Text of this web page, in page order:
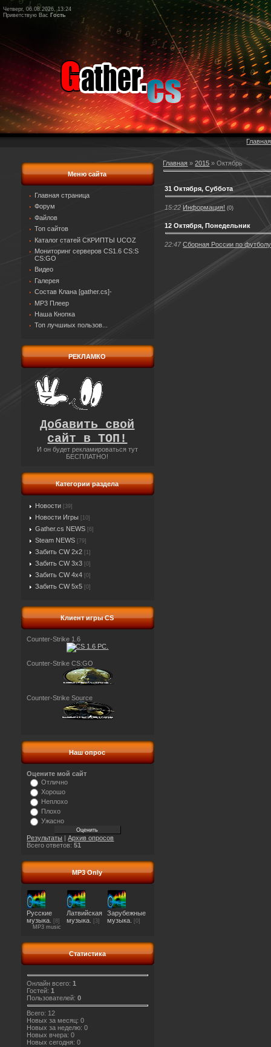
Четверг, 06.08.2026, 13:24
Приветствую Вас Гость
Главная
Меню сайта
Главная страница
Форум
Файлов
Топ сайтов
Каталог статей СКРИПТЫ UCOZ
Мониторинг серверов CS1.6 CS:S
CS:GO
Видео
Галерея
Состав Клана [gather.cs]-
MP3 Плеер
Наша Кнопка
Топ лучшиых пользов...
РЕКЛАМКО
Добавить свой
сайт в ТОП!
И он будет рекламироваться тут
БЕСПЛАТНО!
Категории раздела
Новости [39]
Новости Игры [10]
Gather.cs NEWS [6]
Steam NEWS [79]
Забить CW 2x2 [1]
Забить CW 3x3 [0]
Забить CW 4x4 [0]
Забить CW 5x5 [0]
Клиент игры CS
Counter-Strike 1.6
Counter-Strike CS:GO
Counter-Strike Source
Наш опрос
Оцените мой сайт
Отлично
Хорошо
Неплохо
Плохо
Ужасно
Результаты |Архив опросов
Всего ответов:51
MP3 Only
Русские
музыка.
[8]
MP3 music
Латвийская
музыка.
[3]
Зарубежные
музыка.
[0]
Статистика
Онлайн всего:1
Гостей:1
Пользователей:0
Всего: 12
Новых за месяц: 0
Новых за неделю: 0
Новых вчера: 0
Новых сегодня: 0
Главная »2015 » Октябрь
31 Октября, Суббота
15:22 Информация! (0)
12 Октября, Понедельник
22:47 Сборная России по